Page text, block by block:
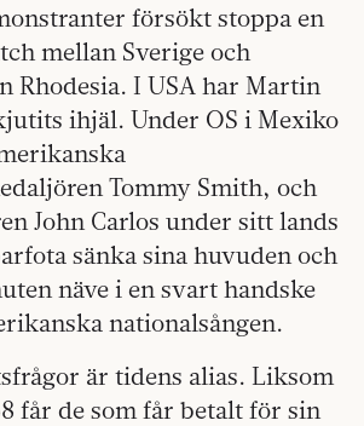
försökt stoppa en
mellan Sverige och
Rhodesia. I USA har Martin
ihjäl. Under OS i Mexiko
Tommy Smith, och
John Carlos under sitt lands
sänka sina huvuden och
näve i en svart handske
nationalsången.
är tidens alias. Liksom
får de som får betalt för sin